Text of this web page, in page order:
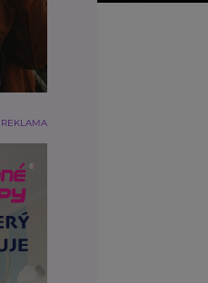
REKLAMA